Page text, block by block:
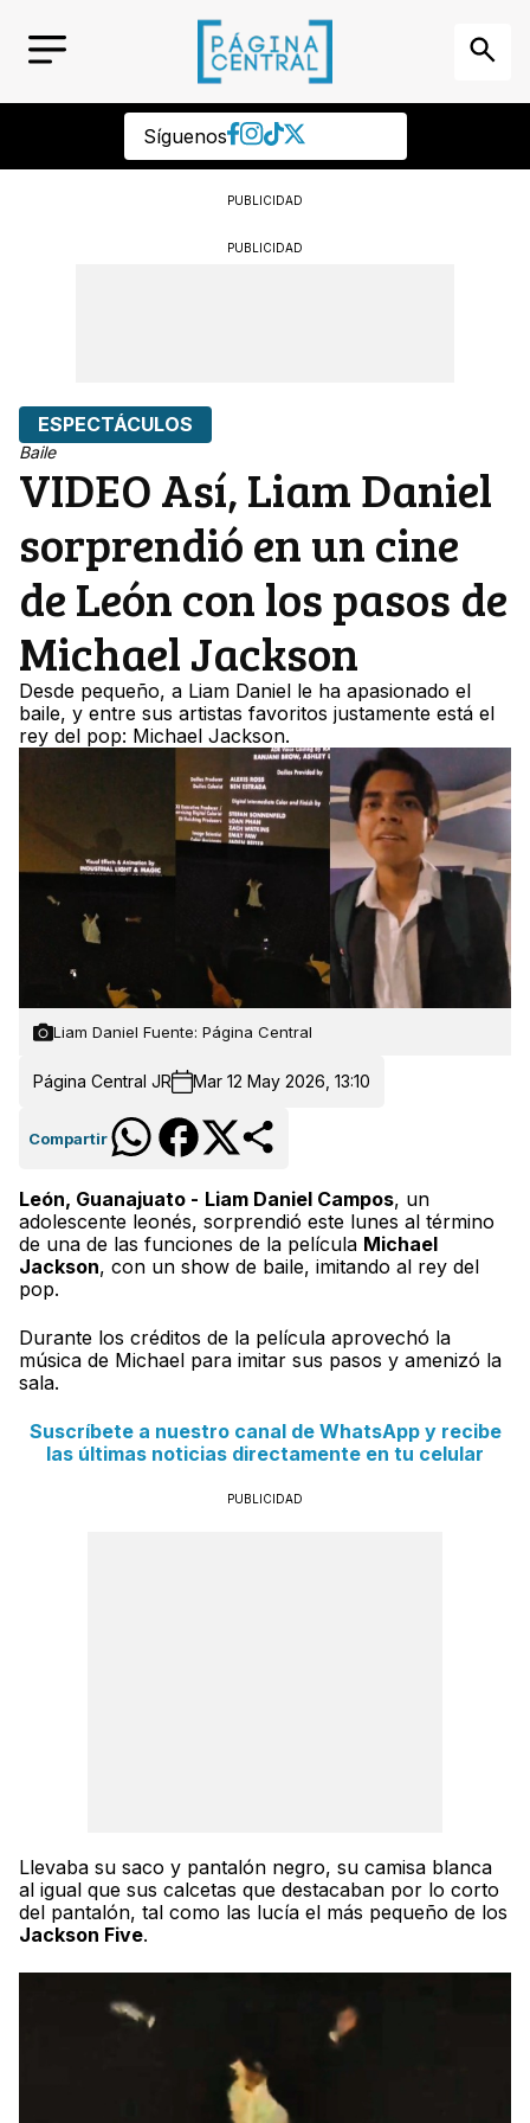
Síguenos
PUBLICIDAD
PUBLICIDAD
ESPECTÁCULOS
Baile
VIDEO Así, Liam Daniel
sorprendió en un cine
de León con los pasos de
Michael Jackson
Desde pequeño, a Liam Daniel le ha apasionado el
baile, y entre sus artistas favoritos justamente está el
rey del pop: Michael Jackson.
Liam Daniel Fuente: Página Central
Página Central JR Mar 12 May 2026, 13:10
Compartir
León, Guanajuato - Liam Daniel Campos, un
adolescente leonés, sorprendió este lunes al término
de una de las funciones de la película Michael
Jackson, con un show de baile, imitando al rey del
pop.
Durante los créditos de la película aprovechó la
música de Michael para imitar sus pasos y amenizó la
sala.
Suscríbete a nuestro canal de WhatsApp y recibe
las últimas noticias directamente en tu celular
PUBLICIDAD
Llevaba su saco y pantalón negro, su camisa blanca
al igual que sus calcetas que destacaban por lo corto
del pantalón, tal como las lucía el más pequeño de los
Jackson Five.